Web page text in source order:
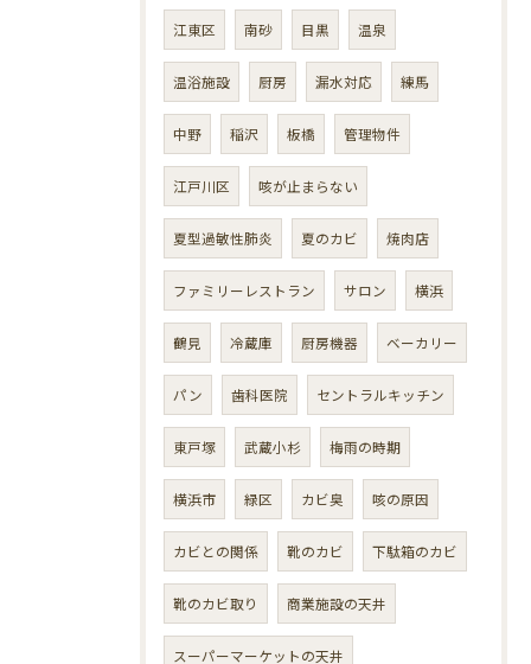
江東区 南砂 目黒 温泉
温浴施設 厨房 漏水対応 練馬
中野 稲沢 板橋 管理物件
江戸川区 咳が止まらない
夏型過敏性肺炎 夏のカビ 焼肉店
ファミリーレストラン サロン 横浜
鶴見 冷蔵庫 厨房機器 ベーカリー
パン 歯科医院 セントラルキッチン
東戸塚 武蔵小杉 梅雨の時期
横浜市 緑区 カビ臭 咳の原因
カビとの関係 靴のカビ 下駄箱のカビ
靴のカビ取り 商業施設の天井
スーパーマーケットの天井